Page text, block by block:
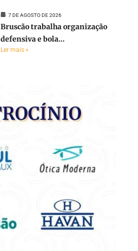
7 DE AGOSTO DE 2026
Bruscão trabalha organização
defensiva e bola...
Ler mais »